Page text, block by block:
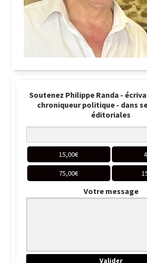
Soutenez Philippe Randa -
chroniqueur politique - dans
éditoriales
15,00€
75,00€
Votre message